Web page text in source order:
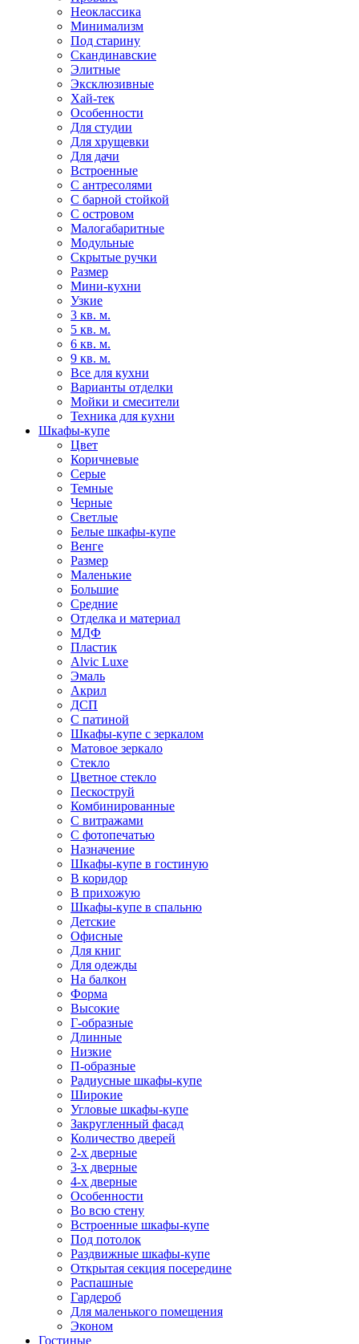
Неоклассика
Минимализм
Под старину
Скандинавские
Элитные
Эксклюзивные
Хай-тек
Особенности
Для студии
Для хрущевки
Для дачи
Встроенные
С антресолями
С барной стойкой
С островом
Малогабаритные
Модульные
Скрытые ручки
Размер
Мини-кухни
Узкие
3 кв. м.
5 кв. м.
6 кв. м.
9 кв. м.
Все для кухни
Варианты отделки
Мойки и смесители
Техника для кухни
Шкафы-купе
Цвет
Коричневые
Серые
Темные
Черные
Светлые
Белые шкафы-купе
Венге
Размер
Маленькие
Большие
Средние
Отделка и материал
МДФ
Пластик
Alvic Luxe
Эмаль
Акрил
ДСП
С патиной
Шкафы-купе с зеркалом
Матовое зеркало
Стекло
Цветное стекло
Пескоструй
Комбинированные
С витражами
С фотопечатью
Назначение
Шкафы-купе в гостиную
В коридор
В прихожую
Шкафы-купе в спальню
Детские
Офисные
Для книг
Для одежды
На балкон
Форма
Высокие
Г-образные
Длинные
Низкие
П-образные
Радиусные шкафы-купе
Широкие
Угловые шкафы-купе
Закругленный фасад
Количество дверей
2-х дверные
3-х дверные
4-х дверные
Особенности
Во всю стену
Встроенные шкафы-купе
Под потолок
Раздвижные шкафы-купе
Открытая секция посередине
Распашные
Гардероб
Для маленького помещения
Эконом
Гостиные